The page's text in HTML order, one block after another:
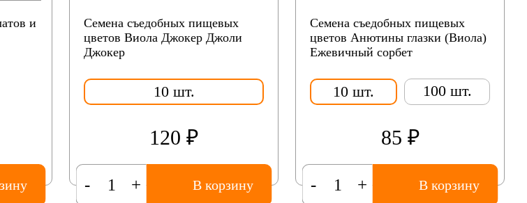
и
Семена съедобных пищевых
цветов Виола Джокер Джоли
Джокер
10 шт.
120 ₽
+
- В корзину
Семена съедобных пищевых
цветов Анютины глазки (Виола)
Ежевичный сорбет
10 шт. 100 шт.
85 ₽
+
- В корзину